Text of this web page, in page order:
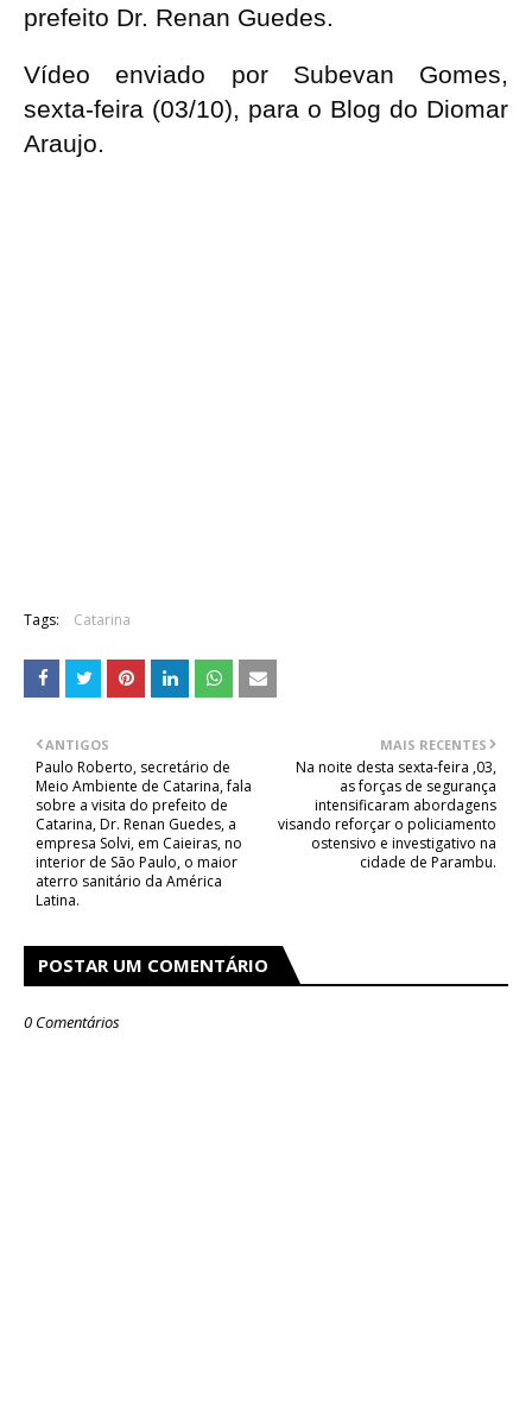
prefeito Dr. Renan Guedes.
Vídeo enviado por Subevan Gomes,
sexta-feira (03/10), para o Blog do Diomar
Araujo.
Tags: Catarina
MAIS RECENTES
Na noite desta sexta-feira ,03,
as forças de segurança
intensificaram abordagens
visando reforçar o policiamento
ostensivo e investigativo na
cidade de Parambu.
ANTIGOS
Paulo Roberto, secretário de
Meio Ambiente de Catarina, fala
sobre a visita do prefeito de
Catarina, Dr. Renan Guedes, a
empresa Solvi, em Caieiras, no
interior de São Paulo, o maior
aterro sanitário da América
Latina.
POSTAR UM COMENTÁRIO
0 Comentários